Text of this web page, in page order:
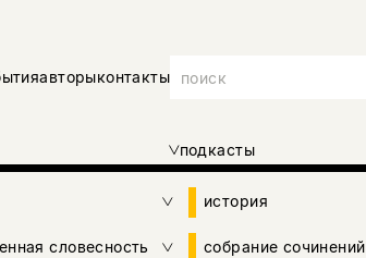
авторыконтакты
подкасты
история
словесность собрание сочинений